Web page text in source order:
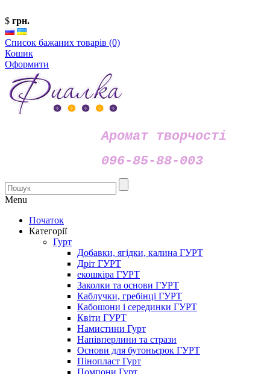
$ грн.
Список бажаних товарів (0)
Кошик
Оформити
Аромат творчості
096-85-88-003
Menu
Початок
Категорії
Гурт
Добавки, ягідки, калина ГУРТ
Дріт ГУРТ
екошкіра ГУРТ
Заколки та основи ГУРТ
Каблучки, гребінці ГУРТ
Кабошони і серединки ГУРТ
Квіти ГУРТ
Намистини Гурт
Напівперлини та стрази
Основи для бутоньєрок ГУРТ
Пінопласт Гурт
Помпони Гурт